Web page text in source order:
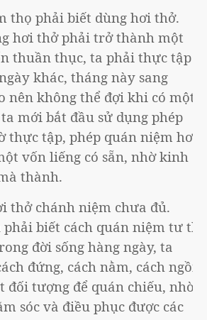
thọ phải biết dùng hơi thở.
hơi thở phải trở thành một
thuần thục, ta phải thực tập
khác, tháng này sang
nên không thể đợi khi có một
mới bắt đầu sử dụng phép
thực tập, phép quán niệm hơi
vốn liếng có sẵn, nhờ kinh
thành.
thở chánh niệm chưa đủ.
biết cách quán niệm tư thế
đời sống hàng ngày, ta
đứng, cách nằm, cách ngồi.
đối tượng để quán chiếu, nhờ
sóc và điều phục được các